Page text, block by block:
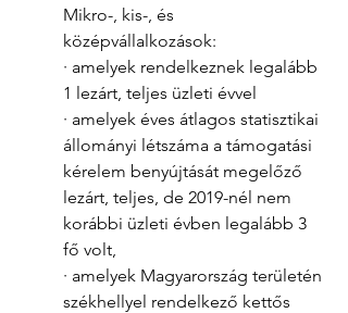
Mikro-, kis-, és
középvállalkozások:
· amelyek rendelkeznek legalább
1 lezárt, teljes üzleti évvel
· amelyek éves átlagos statisztikai
állományi létszáma a támogatási
kérelem benyújtását megelőző
lezárt, teljes, de 2019-nél nem
korábbi üzleti évben legalább 3
fő volt,
· amelyek Magyarország területén
székhellyel rendelkező kettős